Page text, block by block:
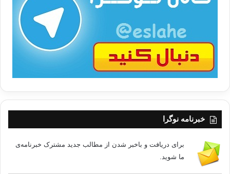
خبرنامه نوگرا
برای دریافت و باخبر شدن از مطالب جدید مشترک خبرنامه‌ی
ما شوید.